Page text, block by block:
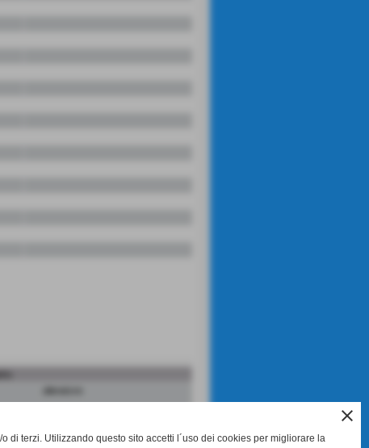
allenatore
close
di terzi. Utilizzando questo sito accetti l´uso dei cookies per migliorare la